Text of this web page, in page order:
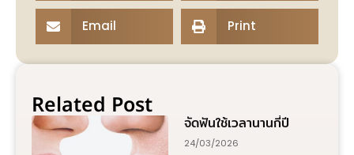
Email Print
Related Post
จัดฟันใช้เวลานานกี่ปี
24/03/2026